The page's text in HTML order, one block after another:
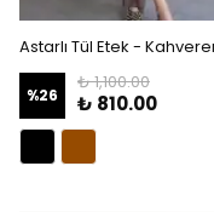
Astarlı Tül Etek -
%26
₺ 1,100.00
₺ 810.00